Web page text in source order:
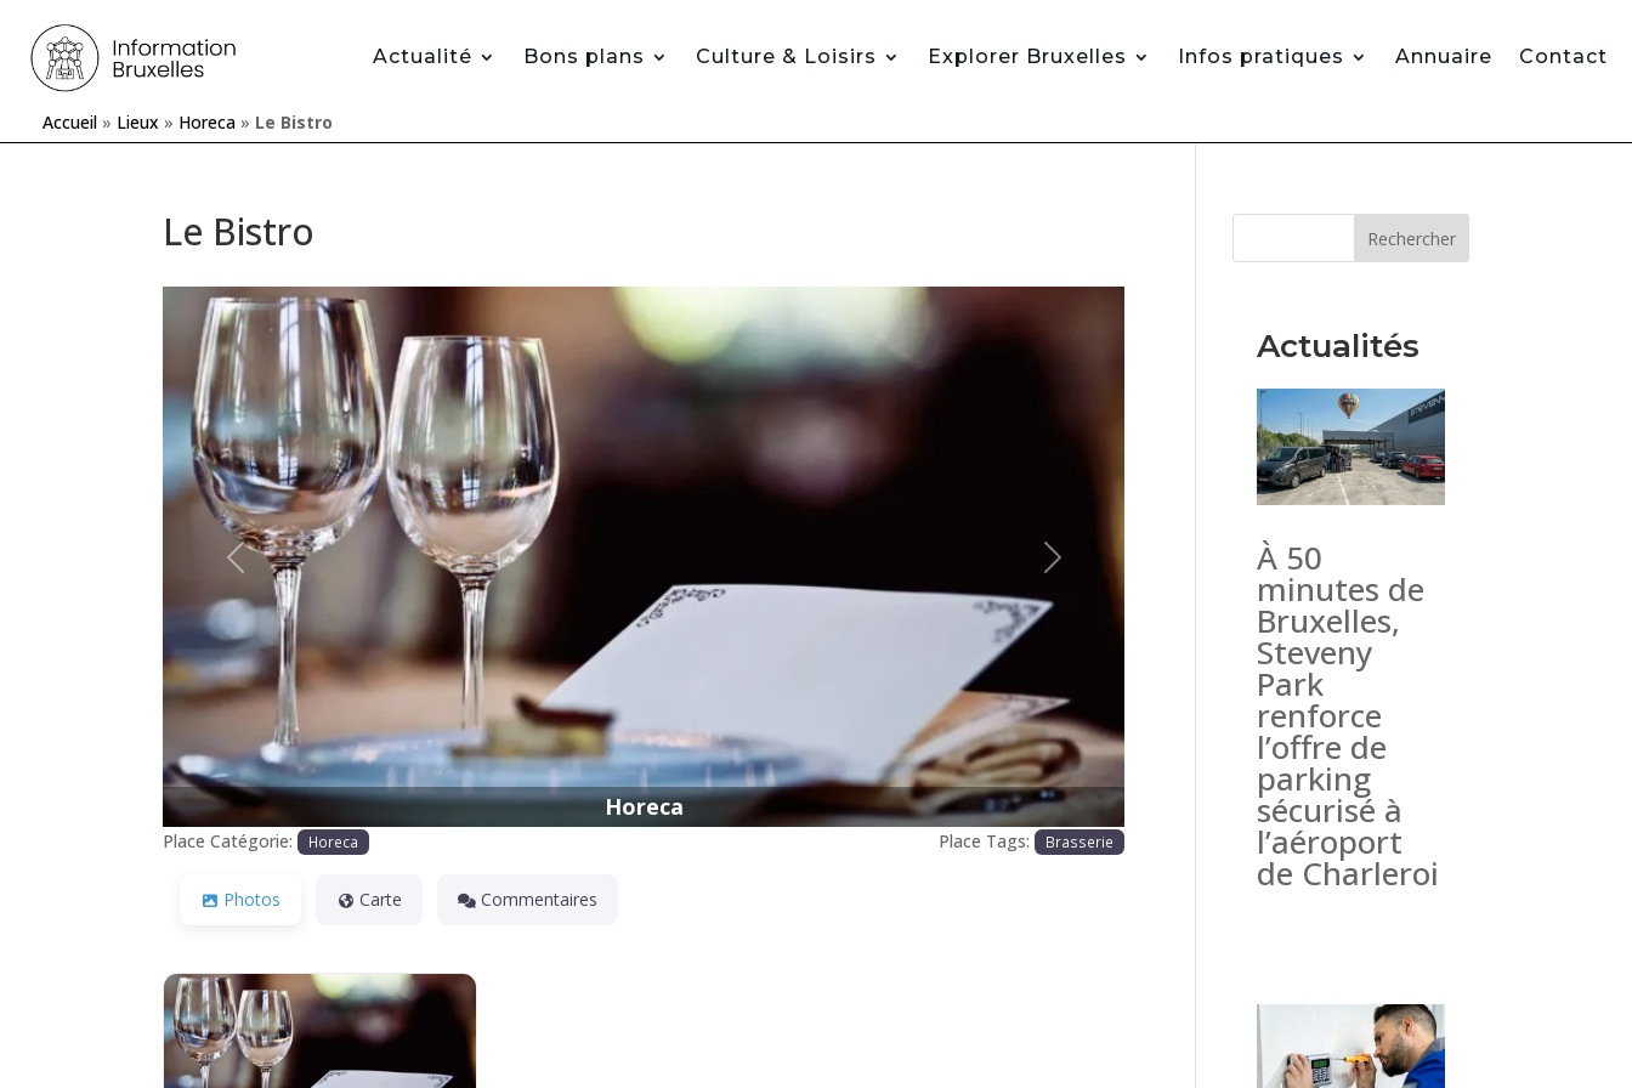
Actualité Bons plans Culture & Loisirs Explorer Bruxelles Infos pratiques Annuaire Contact
Accueil » Lieux » Horeca » Le Bistro
Le Bistro
Horeca
Précédente Prochaine
Place Catégorie: Horeca Place Tags: Brasserie
Photos Carte Commentaires
Rechercher
Actualités
À 50
minutes de
Bruxelles,
Steveny
Park
renforce
l’offre de
parking
sécurisé à
l’aéroport
de Charleroi